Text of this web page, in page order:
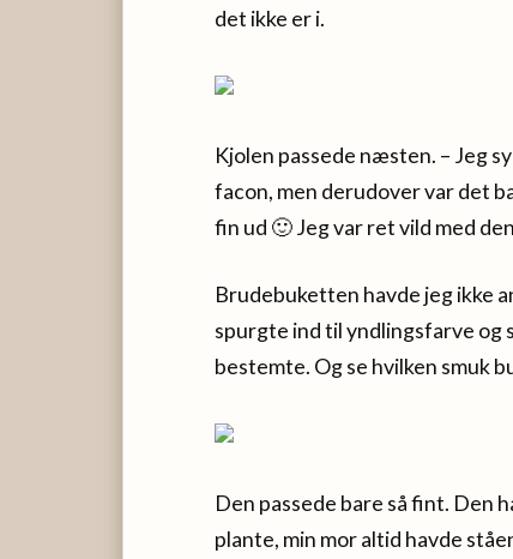
det ikke er i.
Kjolen passede næsten. – Jeg
facon, men derudover var det
fin ud 🙂 Jeg var ret vild med
Brudebuketten havde jeg ikke
spurgte ind til yndlingsfarve og
bestemte. Og se hvilken smuk
Den passede bare så fint. Den
plante, min mor altid havde